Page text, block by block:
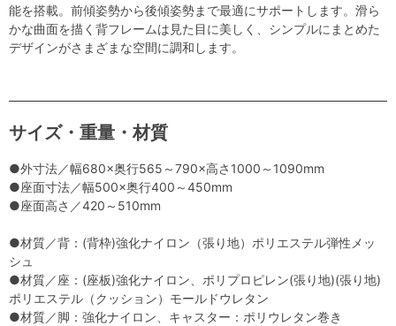
能を搭載。前傾姿勢から後傾姿勢まで最適にサポートします。滑ら
かな曲面を描く背フレームは見た目に美しく、シンプルにまとめた
デザインがさまざまな空間に調和します。
サイズ・重量・材質
●外寸法／幅680×奥行565～790×高さ1000～1090mm
●座面寸法／幅500×奥行400～450mm
●座面高さ／420～510mm
●材質／背：(背枠)強化ナイロン（張り地）ポリエステル弾性メッ
シュ
●材質／座：(座板)強化ナイロン、ポリプロピレン(張り地)(張り地)
ポリエステル（クッション）モールドウレタン
●材質／脚：強化ナイロン、キャスター：ポリウレタン巻き